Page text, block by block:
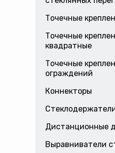
Точечные
Точечные
квадратные
Точечные
ограждений
Коннекторы
Дистанционные
Выравниватели